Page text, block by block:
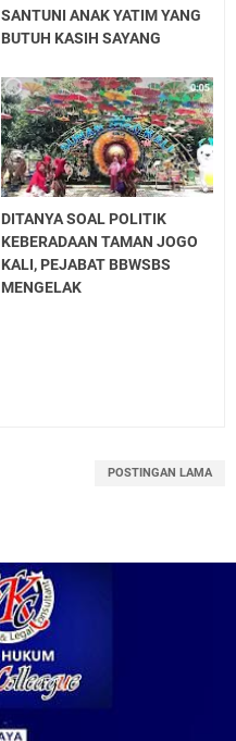
SANTUNI ANAK YATIM YANG
BUTUH KASIH SAYANG
DITANYA SOAL POLITIK
KEBERADAAN TAMAN JOGO
KALI, PEJABAT BBWSBS
MENGELAK
POSTINGAN LAMA